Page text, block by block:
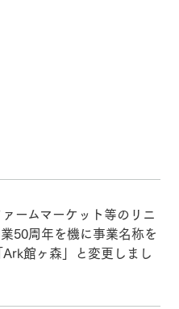
ームマーケット等のリニ
50周年を機に事業名称を
Ark館ヶ森」と変更しまし